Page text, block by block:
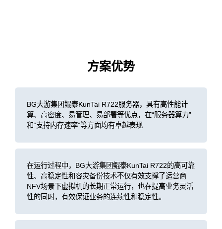
方案优势
BG大游集团鲲泰KunTai R722服务器，具有高性能计
算、高密度、易管理、易部署等优点，在“服务器算力”
和“支持内存速率”等方面均有卓越表现
在运行过程中，BG大游集团鲲泰KunTai R722的高可靠
性、高稳定性和容灾备份技术不仅有效支撑了运营商
NFV场景下虚拟机的长期正常运行，也在提高业务灵活
性的同时，有效保证业务的连续性和稳定性。